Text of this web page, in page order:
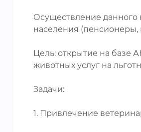
Осуществление данного
населения
Цель: открытие на базе
животных услуг на
Задачи:
1. Привлечение